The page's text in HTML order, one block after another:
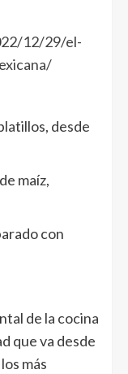
12/29/el-
desde
maíz,
con
de la cocina
que va desde
más